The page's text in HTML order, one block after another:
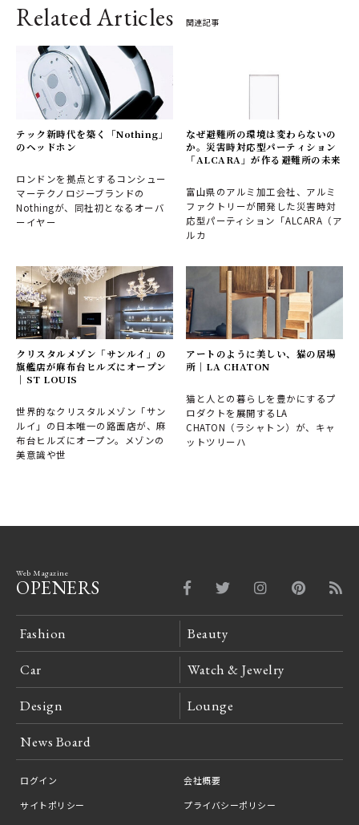
Related Articles 関連記事
テック新時代を築く「Nothing」
のヘッドホン
ロンドンを拠点とするコンシュー
マーテクノロジーブランドの
Nothingが、同社初となるオーバ
ーイヤー
なぜ避難所の環境は変わらないの
か。災害時対応型パーティション
「ALCARA」が作る避難所の未来
富山県のアルミ加工会社、アルミ
ファクトリーが開発した災害時対
応型パーティション「ALCARA（ア
ルカ
クリスタルメゾン「サンルイ」の
旗艦店が麻布台ヒルズにオープン
｜ST LOUIS
世界的なクリスタルメゾン「サン
ルイ」の日本唯一の路面店が、麻
布台ヒルズにオープン。メゾンの
美意識や世
アートのように美しい、猫の居場
所｜LA CHATON
猫と人との暮らしを豊かにするプ
ロダクトを展開するLA
CHATON（ラシャトン）が、キャ
ットツリーハ
Web Magazine
OPENERS
Fashion Beauty
Car Watch & Jewelry
Design Lounge
News Board
ログイン
会社概要
サイトポリシー
プライバシーポリシー